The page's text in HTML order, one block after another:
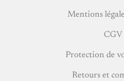
Mentions
CGV
Protection de
Retours et